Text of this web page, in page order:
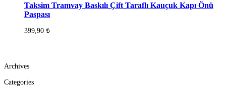
Taksim Tramvay Baskılı Çift Taraflı Kauçuk Kapı Önü
Paspası
399,90 ₺
Archives
Categories